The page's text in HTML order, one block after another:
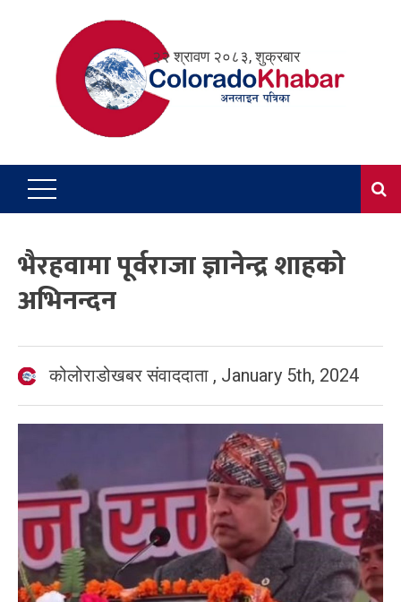
२२ श्रावण २०८३, शुक्रबार
भैरहवामा पूर्वराजा ज्ञानेन्द्र शाहको
अभिनन्दन
कोलोराडोखबर संवाददाता , January 5th, 2024